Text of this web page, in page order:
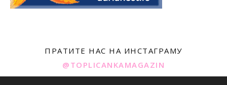
ПРАТИТЕ НАС НА ИНСТАГРАМУ
@TOPLICANKAMAGAZIN